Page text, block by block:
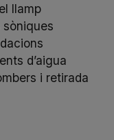
llamp
d’aigua
i retirada